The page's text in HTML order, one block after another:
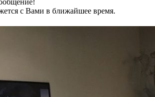
с Вами в ближайшее время.